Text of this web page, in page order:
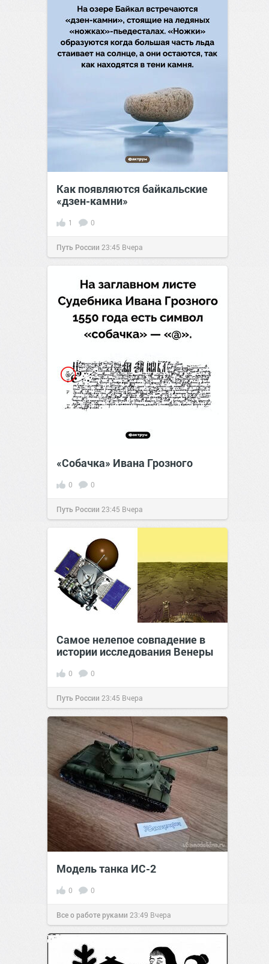
Как появляются байкальские
«дзен-камни»
1 0
Путь России 23:45 Вчера
«Собачка» Ивана Грозного
0 0
Путь России 23:45 Вчера
Самое нелепое совпадение в
истории исследования Венеры
0 0
Путь России 23:45 Вчера
Модель танка ИС-2
0 0
Все о работе руками 23:49 Вчера